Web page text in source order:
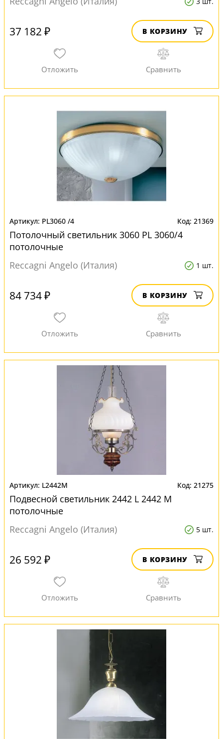
37 182 ₽ В КОРЗИНУ
PL3060 /4 21369
Потолочный светильник 3060 PL 3060/4
потолочные
Reccagni Angelo (Италия)
1 шт.
84 734 ₽ В КОРЗИНУ
L2442M 21275
Подвесной светильник 2442 L 2442 M
потолочные
Reccagni Angelo (Италия)
5 шт.
26 592 ₽ В КОРЗИНУ